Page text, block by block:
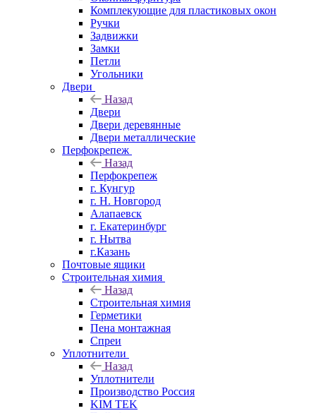
Комплекующие для пластиковых окон
Ручки
Задвижки
Замки
Петли
Угольники
Двери
Назад
Двери
Двери деревянные
Двери металлические
Перфокрепеж
Назад
Перфокрепеж
г. Кунгур
г. Н. Новгород
Алапаевск
г. Екатеринбург
г. Нытва
г.Казань
Почтовые ящики
Строительная химия
Назад
Строительная химия
Герметики
Пена монтажная
Спреи
Уплотнители
Назад
Уплотнители
Производство Россия
KIM TEK